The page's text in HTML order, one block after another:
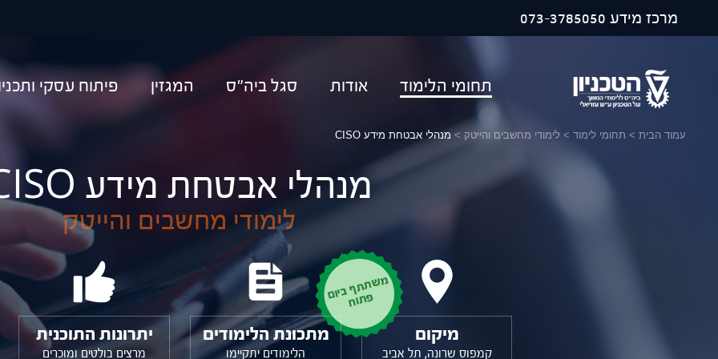
תחומי הלימוד אודות סגל ביה"ס המגזין פיתוח עסקי
מרכז מידע
עמוד הבית > תחומי לימוד > לימודי מחשבים והייטק > מנהלי אבטחת מידע CISO
מנהלי אבטחת מידע CISO
לימודי מחשבים והייטק
מ
ש
ת
ת
ף
ב
יום
פ
ת
וח
מיקום
קמפוס שרונה, תל אביב
מתכונת הלימודים
הלימודים יתקיימו
יתרונות התוכנית
מרצים בולטים ומוכרים